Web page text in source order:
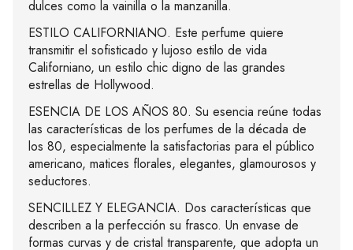
dulces como la vainilla o la manzanilla.
ESTILO CALIFORNIANO. Este perfume quiere
transmitir el sofisticado y lujoso estilo de vida
Californiano, un estilo chic digno de las grandes
estrellas de Hollywood.
ESENCIA DE LOS AÑOS 80. Su esencia reúne todas
las características de los perfumes de la década de
los 80, especialmente la satisfactorias para el público
americano, matices florales, elegantes, glamourosos y
seductores.
SENCILLEZ Y ELEGANCIA. Dos características que
describen a la perfección su frasco. Un envase de
formas curvas y de cristal transparente, que adopta un